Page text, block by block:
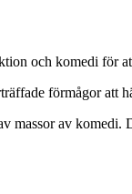
och komedi för
förmågor att
massor av